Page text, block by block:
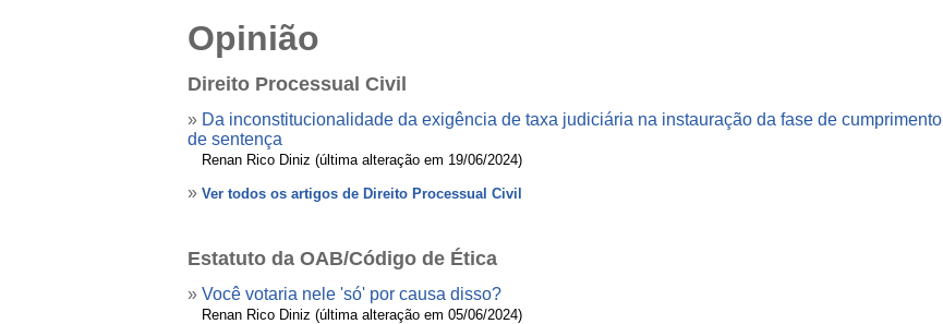
Opinião
Direito Processual Civil
» Da inconstitucionalidade da exigência de taxa judiciária na instauração da fase de cumprimento
de sentença
Renan Rico Diniz (última alteração em 19/06/2024)
» Ver todos os artigos de Direito Processual Civil
Estatuto da OAB/Código de Ética
» Você votaria nele 'só' por causa disso?
Renan Rico Diniz (última alteração em 05/06/2024)